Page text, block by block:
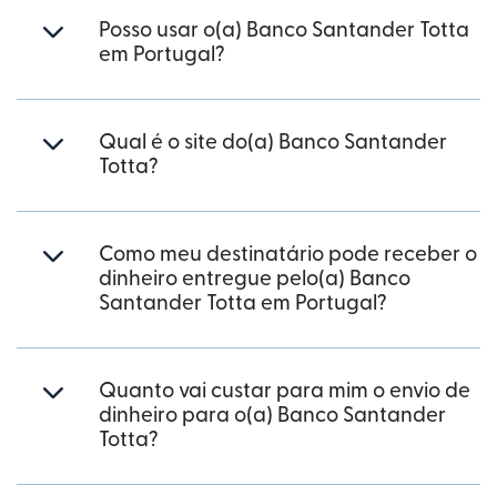
Posso usar o(a) Banco Santander Totta
em Portugal?
Qual é o site do(a) Banco Santander
Totta?
Como meu destinatário pode receber o
dinheiro entregue pelo(a) Banco
Santander Totta em Portugal?
Quanto vai custar para mim o envio de
dinheiro para o(a) Banco Santander
Totta?